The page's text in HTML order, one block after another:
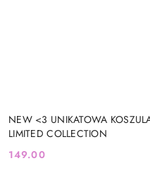
NEW <3 UNIKATOWA
LIMITED COLLECTION
Cena:
149.00